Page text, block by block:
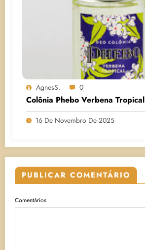
AgnesS. 0
Colônia Phebo Verbena Tropical
16 De Novembro De 2025
PUBLICAR COMENTÁRIO
Comentários